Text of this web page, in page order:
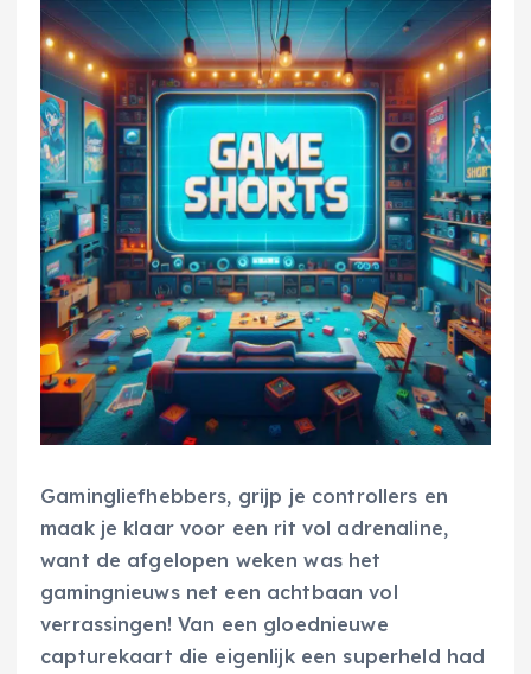
Gamingliefhebbers, grijp je controllers en
maak je klaar voor een rit vol adrenaline,
want de afgelopen weken was het
gamingnieuws net een achtbaan vol
verrassingen! Van een gloednieuwe
capturekaart die eigenlijk een superheld had